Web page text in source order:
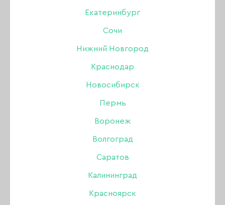
Екатеринбург
Сочи
Нижний Новгород
Краснодар
Новосибирск
Пермь
Воронеж
Волгоград
Саратов
Калининград
Красноярск